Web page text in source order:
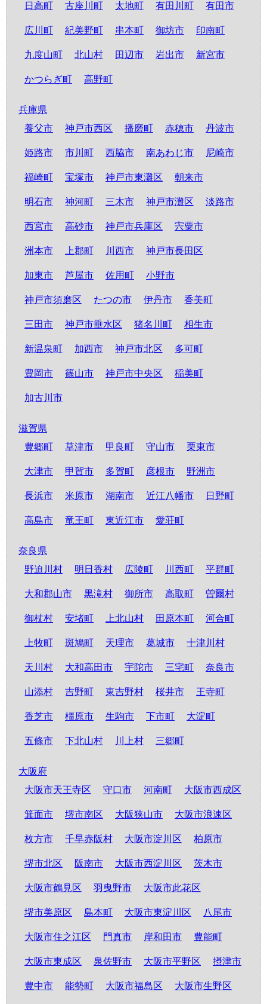
日高町 古座川町 太地町 有田川町 有田市
広川町 紀美野町 串本町 御坊市 印南町
九度山町 北山村 田辺市 岩出市 新宮市
かつらぎ町 高野町
兵庫県
養父市
神戸市西区 播磨町 赤穂市 丹波市
姫路市 市川町 西脇市 南あわじ市 尼崎市
福崎町 宝塚市 神戸市東灘区 朝来市
明石市 神河町 三木市 神戸市灘区 淡路市
西宮市 高砂市 神戸市兵庫区 宍粟市
洲本市 上郡町 川西市 神戸市長田区
加東市 芦屋市 佐用町 小野市
神戸市須磨区 たつの市 伊丹市 香美町
三田市 神戸市垂水区 猪名川町 相生市
新温泉町 加西市 神戸市北区 多可町
豊岡市 篠山市 神戸市中央区 稲美町
加古川市
滋賀県
豊郷町
草津市 甲良町 守山市 栗東市
大津市 甲賀市 多賀町 彦根市 野洲市
長浜市 米原市 湖南市 近江八幡市 日野町
高島市 竜王町 東近江市 愛荘町
奈良県
野迫川村
明日香村 広陵町 川西町 平群町
大和郡山市 黒滝村 御所市 高取町 曽爾村
御杖村 安堵町 上北山村 田原本町 河合町
上牧町 斑鳩町 天理市 葛城市 十津川村
天川村 大和高田市 宇陀市 三宅町 奈良市
山添村 吉野町 東吉野村 桜井市 王寺町
香芝市 橿原市 生駒市 下市町 大淀町
五條市 下北山村 川上村 三郷町
大阪府
大阪市天王寺区
守口市 河南町 大阪市西成区
箕面市 堺市南区 大阪狭山市 大阪市浪速区
枚方市 千早赤阪村 大阪市淀川区 柏原市
堺市北区 阪南市 大阪市西淀川区 茨木市
大阪市鶴見区 羽曳野市 大阪市此花区
堺市美原区 島本町 大阪市東淀川区 八尾市
大阪市住之江区 門真市 岸和田市 豊能町
大阪市東成区 泉佐野市 大阪市平野区 摂津市
豊中市 能勢町 大阪市福島区 大阪市生野区